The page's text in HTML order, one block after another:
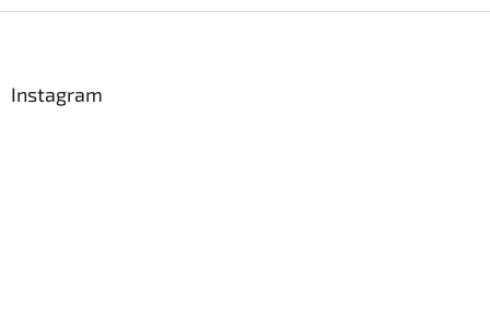
Instagram